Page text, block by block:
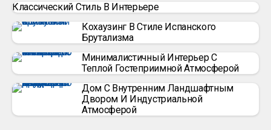
Классический Стиль В Интерьере
Кохаузинг В Стиле Испанского
Брутализма
Минималистичный Интерьер С
Теплой Гостеприимной Атмосферой
Дом С Внутренним Ландшафтным
Двором И Индустриальной
Атмосферой